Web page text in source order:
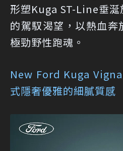
形塑Kuga ST-Line垂
的駕馭渴望，以熱血奔
極勁野性跑魂。
New Ford Kuga
式隱奢優雅的細膩質感